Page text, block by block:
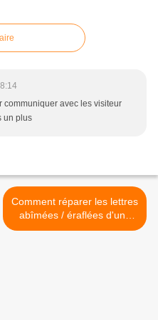
communiquer avec les visiteur
un plus
Comment réparer les lettres
abîmées / éraflées d'une
lightbox {bidouille maison} >